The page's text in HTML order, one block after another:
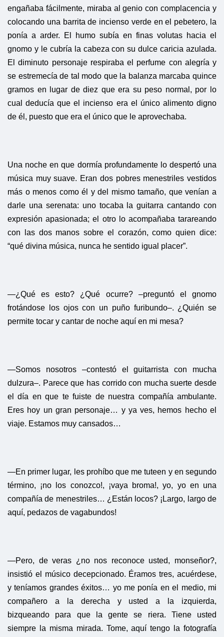
engañaba fácilmente, miraba al genio con complacencia y
colocando una barrita de incienso verde en el pebetero, la
ponía a arder. El humo subía en finas volutas hacia el
gnomo y le cubría la cabeza con su dulce caricia azulada.
El diminuto personaje respiraba el perfume con alegría y
se estremecía de tal modo que la balanza marcaba quince
gramos en lugar de diez que era su peso normal, por lo
cual deducía que el incienso era el único alimento digno
de él, puesto que era el único que le aprovechaba.
Una noche en que dormía profundamente lo despertó una
música muy suave. Eran dos pobres menestriles vestidos
más o menos como él y del mismo tamaño, que venían a
darle una serenata: uno tocaba la guitarra cantando con
expresión apasionada; el otro lo acompañaba tarareando
con las dos manos sobre el corazón, como quien dice:
“qué divina música, nunca he sentido igual placer”.
—¿Qué es esto? ¿Qué ocurre? –preguntó el gnomo
frotándose los ojos con un puño furibundo–. ¿Quién se
permite tocar y cantar de noche aquí en mi mesa?
—Somos nosotros –contestó el guitarrista con mucha
dulzura–. Parece que has corrido con mucha suerte desde
el día en que te fuiste de nuestra compañía ambulante.
Eres hoy un gran personaje… y ya ves, hemos hecho el
viaje. Estamos muy cansados…
—En primer lugar, les prohíbo que me tuteen y en segundo
término, ¡no los conozco!, ¡vaya broma!, yo, yo en una
compañía de menestriles… ¿Están locos? ¡Largo, largo de
aquí, pedazos de vagabundos!
—Pero, de veras ¿no nos reconoce usted, monseñor?,
insistió el músico decepcionado. Éramos tres, acuérdese,
y teníamos grandes éxitos… yo me ponía en el medio, mi
compañero a la derecha y usted a la izquierda,
bizqueando para que la gente se riera. Tiene usted
siempre la misma mirada. Tome, aquí tengo la fotografía